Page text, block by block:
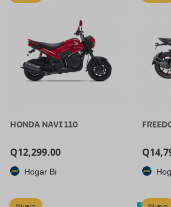
HONDA NAVI 110
Q12,299.00
Hogar Bi
Q